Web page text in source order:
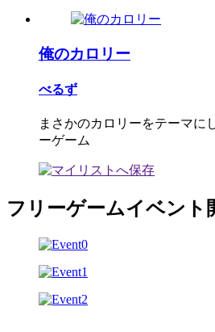
俺のカロリー
べるず
まさかのカロリーをテーマに
ーゲーム
フリーゲームイベント